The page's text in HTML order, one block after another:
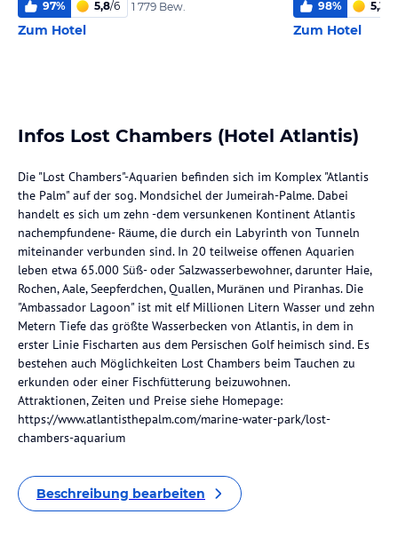
97% 5,8/6 1 779 Bew.
Zum Hotel
98% 5,3
Zum Hotel
Infos Lost Chambers (Hotel Atlantis)
Die "Lost Chambers"-Aquarien befinden sich im Komplex "Atlantis
the Palm" auf der sog. Mondsichel der Jumeirah-Palme. Dabei
handelt es sich um zehn -dem versunkenen Kontinent Atlantis
nachempfundene- Räume, die durch ein Labyrinth von Tunneln
miteinander verbunden sind. In 20 teilweise offenen Aquarien
leben etwa 65.000 Süß- oder Salzwasserbewohner, darunter Haie,
Rochen, Aale, Seepferdchen, Quallen, Muränen und Piranhas. Die
"Ambassador Lagoon" ist mit elf Millionen Litern Wasser und zehn
Metern Tiefe das größte Wasserbecken von Atlantis, in dem in
erster Linie Fischarten aus dem Persischen Golf heimisch sind. Es
bestehen auch Möglichkeiten Lost Chambers beim Tauchen zu
erkunden oder einer Fischfütterung beizuwohnen.
Attraktionen, Zeiten und Preise siehe Homepage:
https://www.atlantisthepalm.com/marine-water-park/lost-
chambers-aquarium
Beschreibung bearbeiten